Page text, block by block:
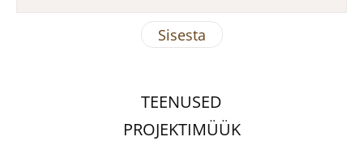
TEENUSED
PROJEKTIMÜÜK